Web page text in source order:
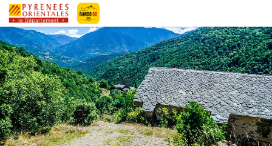
Pyrénées-Orientales Le Département
La porte des Garrotxes
Vue sur Evol - OTI Conflent Canigó